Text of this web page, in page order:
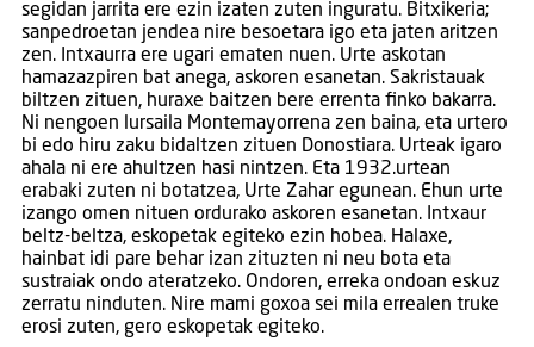
segidan jarrita ere ezin izaten zuten inguratu. Bitxikeria;
sanpedroetan jendea nire besoetara igo eta jaten aritzen
zen. Intxaurra ere ugari ematen nuen. Urte askotan
hamazazpiren bat anega, askoren esanetan. Sakristauak
biltzen zituen, huraxe baitzen bere errenta finko bakarra.
Ni nengoen lursaila Montemayorrena zen baina, eta urtero
bi edo hiru zaku bidaltzen zituen Donostiara. Urteak igaro
ahala ni ere ahultzen hasi nintzen. Eta 1932.urtean
erabaki zuten ni botatzea, Urte Zahar egunean. Ehun urte
izango omen nituen ordurako askoren esanetan. Intxaur
beltz-beltza, eskopetak egiteko ezin hobea. Halaxe,
hainbat idi pare behar izan zituzten ni neu bota eta
sustraiak ondo ateratzeko. Ondoren, erreka ondoan eskuz
zerratu ninduten. Nire mami goxoa sei mila errealen truke
erosi zuten, gero eskopetak egiteko.